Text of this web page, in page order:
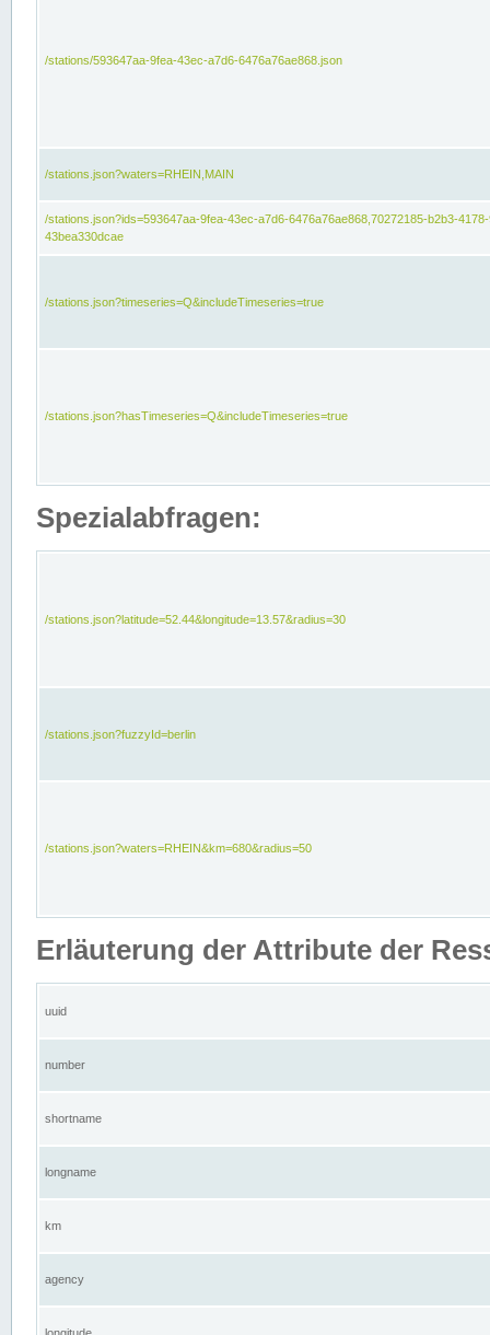
/stations/593647aa-9fea-43ec-a7d6-6476a76ae868.json
/stations.json?waters=RHEIN,MAIN
/stations.json?ids=593647aa-9fea-43ec-a7d6-6476a76ae868,70272185-b2b3-
43bea330dcae
/stations.json?timeseries=Q&includeTimeseries=true
/stations.json?hasTimeseries=Q&includeTimeseries=true
Spezialabfragen:
/stations.json?latitude=52.44&longitude=13.57&radius=30
/stations.json?fuzzyId=berlin
/stations.json?waters=RHEIN&km=680&radius=50
Erläuterung der Attribute der
uuid
number
shortname
longname
km
agency